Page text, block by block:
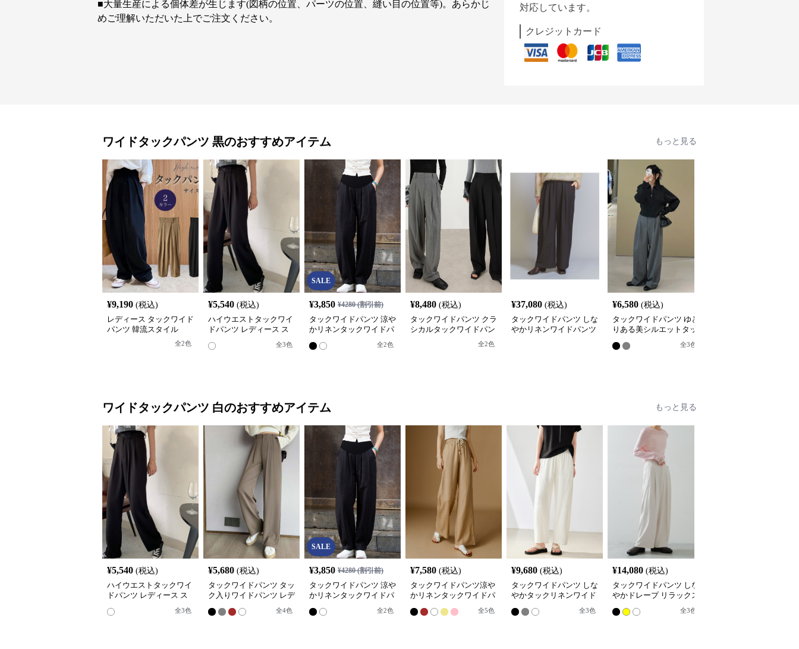
■大量生産による個体差が生じます(図柄の位置、パーツの位置、縫い目の位置等)。あらかじ
めご理解いただいた上でご注文ください。
対応しています。
クレジットカード
ワイドタックパンツ 黒のおすすめアイテム もっと見る
¥9,190 (税込)
レディース タックワイド
パンツ 韓流スタイル
全2色
¥5,540 (税込)
ハイウエストタックワイ
ドパンツ レディース ス
全3色
SALE
¥3,850 ¥4280(割引前)
タックワイドパンツ 涼や
かリネンタックワイドパ
全2色
¥8,480 (税込)
タックワイドパンツ クラ
シカルタックワイドパン
全2色
¥37,080 (税込)
タックワイドパンツ しな
やかリネンワイドパンツ
¥6,580 (税込)
タックワイドパンツ ゆと
りある美シルエットタッ
全3色
ワイドタックパンツ 白のおすすめアイテム もっと見る
¥5,540 (税込)
ハイウエストタックワイ
ドパンツ レディース ス
全3色
¥5,680 (税込)
タックワイドパンツ タッ
ク入りワイドパンツ レデ
全4色
SALE
¥3,850 ¥4280(割引前)
タックワイドパンツ 涼や
かリネンタックワイドパ
全2色
¥7,580 (税込)
タックワイドパンツ涼や
かリネンタックワイドパ
全5色
¥9,680 (税込)
タックワイドパンツ しな
やかタックリネンワイド
全3色
¥14,080 (税込)
タックワイドパンツ しな
やかドレープ リラックス
全3色